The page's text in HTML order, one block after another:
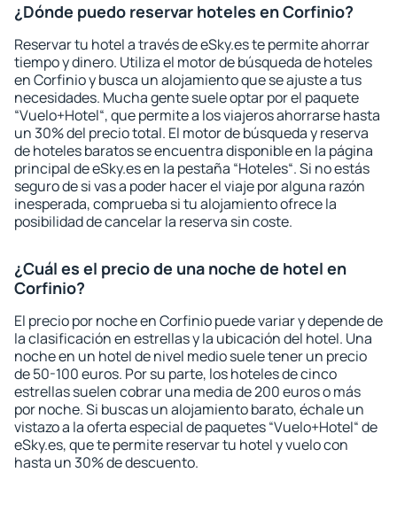
¿Dónde puedo reservar hoteles en Corfinio?
Reservar tu hotel a través de eSky.es te permite ahorrar
tiempo y dinero. Utiliza el motor de búsqueda de hoteles
en Corfinio y busca un alojamiento que se ajuste a tus
necesidades. Mucha gente suele optar por el paquete
“Vuelo+Hotel“, que permite a los viajeros ahorrarse hasta
un 30% del precio total. El motor de búsqueda y reserva
de hoteles baratos se encuentra disponible en la página
principal de eSky.es en la pestaña “Hoteles“. Si no estás
seguro de si vas a poder hacer el viaje por alguna razón
inesperada, comprueba si tu alojamiento ofrece la
posibilidad de cancelar la reserva sin coste.
¿Cuál es el precio de una noche de hotel en
Corfinio?
El precio por noche en Corfinio puede variar y depende de
la clasificación en estrellas y la ubicación del hotel. Una
noche en un hotel de nivel medio suele tener un precio
de 50-100 euros. Por su parte, los hoteles de cinco
estrellas suelen cobrar una media de 200 euros o más
por noche. Si buscas un alojamiento barato, échale un
vistazo a la oferta especial de paquetes “Vuelo+Hotel“ de
eSky.es, que te permite reservar tu hotel y vuelo con
hasta un 30% de descuento.